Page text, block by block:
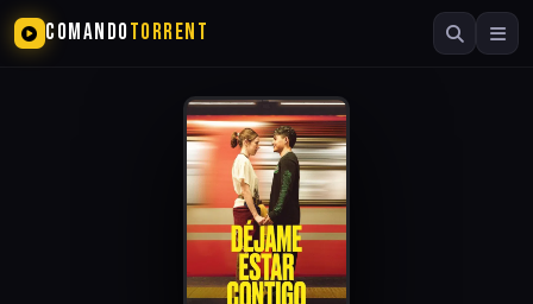
COMANDOTORRENT